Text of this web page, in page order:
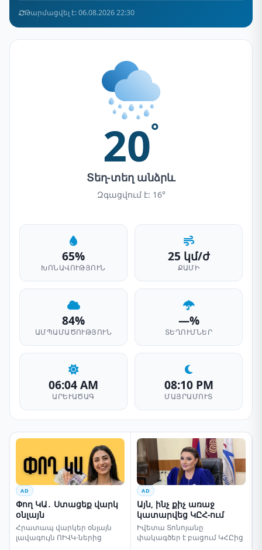
Թարմացվել է: 06.08.2026 22:30
20°
Տեղ-տեղ անձրև
Զգացվում է: 16°
65%
ԽՈՆԱՎՈՒԹՅՈՒՆ
25 կմ/ժ
ՔԱՄԻ
84%
ԱՄՊԱՄԱԾՈՒԹՅՈՒՆ
—%
ՏԵՂՈՒՄՆԵՐ
06:04 AM
ԱՐԵՒԱԾԱԳ
08:10 PM
ՄԱՅՐԱՄՈՒՏ
AD
Փող ԿԱ․ Ստացեք վարկ
օնլայն
Հրատապ վարկեր օնլայն
լավագույն ՈՒՎԿ-ներից
AD
Այն, ինչ քիչ առաջ
կատարվեց ԿԸՀ-ում
Իվետա Տոնոյանը
փակագծեր է բացում ԿՀԸից